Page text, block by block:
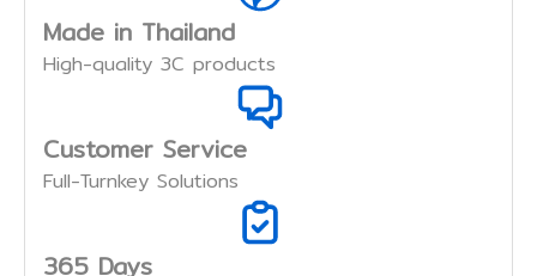
Made in Thailand
High-quality 3C products
Customer Service
Full-Turnkey Solutions
365 Days